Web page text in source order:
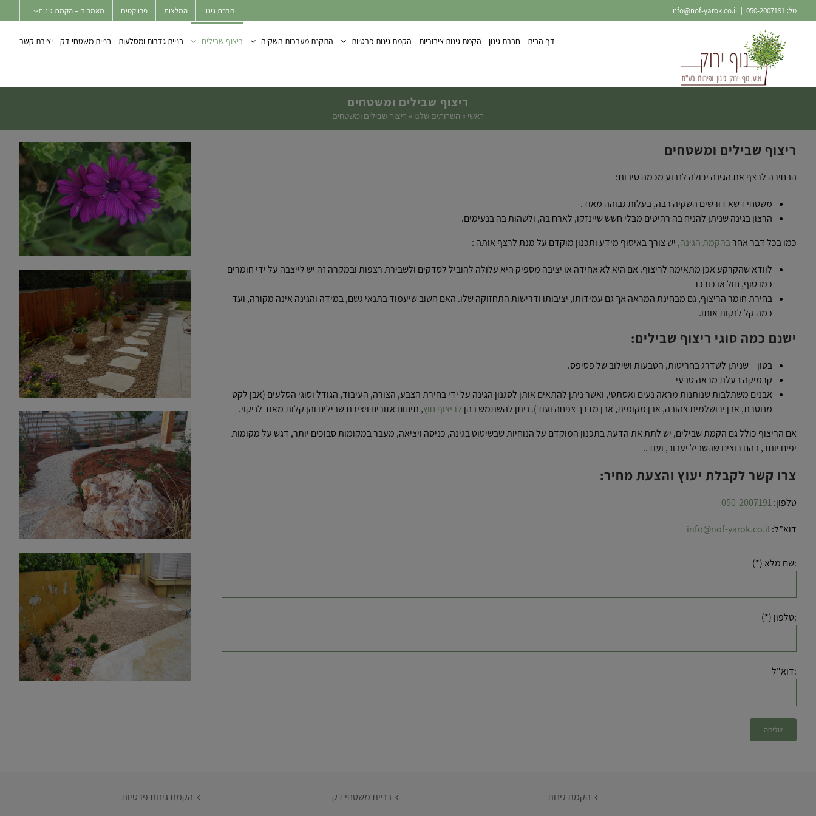
to
טל: 050-2007191
info@nof-yarok.co.il חברת גינון המלצות פרויקטים מאמרים – הקמת גינות
דף הבית חברת גינון הקמת גינות ציבוריות הקמת גינות פרטיות התקנת מערכות השקיה ריצוף שבילים בניית גדרות ומסלעות בניית משטחי דק יצירת קשר
ריצוף שבילים ומשטחים
ראשי » השרותים שלנו » ריצוף שבילים ומשטחים
ריצוף שבילים ומשטחים
הבחירה לרצף את הגינה יכולה לנבוע מכמה סיבות:
משטחי דשא דורשים השקיה רבה, בעלות גבוהה מאוד.
הרצון בגינה שניתן להניח בה רהיטים מבלי חשש שיינזקו, לארח בה, ולשהות בה בנעימים.
כמו בכל דבר אחרבהקמת הגינה, יש צורך באיסוף מידע ותכנון מוקדם על מנת לרצף אותה :
לוודא שהקרקע אכן מתאימה לריצוף. אם היא לא אחידה או יציבה מספיק היא עלולה להוביל לסדקים ולשבירת רצפות ובמקרה זה יש לייצבה על ידי חומרים
כמו טוף, חול או כורכר
בחירת חומר הריצוף, גם מבחינת המראה אך גם עמידותו, יציבותו ודרישות התחזוקה שלו. האם חשוב שיעמוד בתנאי גשם, במידה והגינה אינה מקורה, ועד
כמה קל לנקות אותו.
ישנם כמה סוגי ריצוף שבילים:
בטון – שניתן לשדרג בחריטות, הטבעות ושילוב של פסיפס.
קרמיקה בעלת מראה טבעי
אבנים משתלבות שנותנות מראה נעים ואסתטי, ואשר ניתן להתאים אותן לסגנון הגינה על ידי בחירת הצבע, הצורה, העיבוד, הגודל וסוגי הסלעים (אבן לקט
מנוסרת, אבן ירושלמית צהובה, אבן מקומית, אבן מדרך צפחה ועוד). ניתן להשתמש בהן לריצוף חוץ, תיחום אזורים ויצירת שבילים והן קלות מאוד לניקוי.
אם הריצוף כולל גם הקמת שבילים, יש לתת את הדעת בתכנון המוקדם על הנוחיות שבשיטוט בגינה, כניסה ויציאה, מעבר במקומות סבוכים יותר, דגש על מקומות
יפים יותר, בהם רוצים שהשביל יעבור, ועוד..
צרו קשר לקבלת יעוץ והצעת מחיר:
טלפון:050-2007191
דוא”ל: info@nof-yarok.co.il
:שם מלא (*)
:טלפון (*)
:דוא"ל
הקמת גינות בניית משטחי דק הקמת גינות פרטיות